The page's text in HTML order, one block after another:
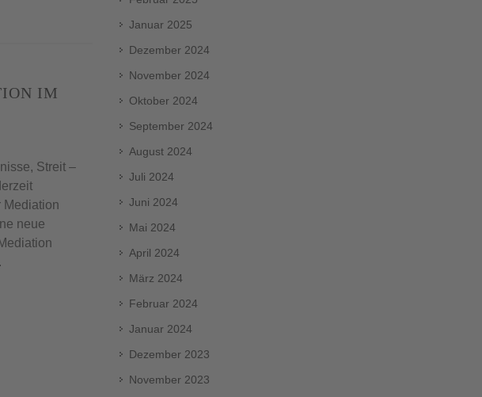
IM
Streit –
Mediation
neue
Januar 2025
Dezember 2024
November 2024
Oktober 2024
September 2024
August 2024
Juli 2024
Juni 2024
Mai 2024
April 2024
März 2024
Februar 2024
Januar 2024
Dezember 2023
November 2023